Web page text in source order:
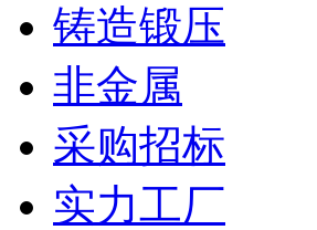
铸造锻压
非金属
采购招标
实力工厂